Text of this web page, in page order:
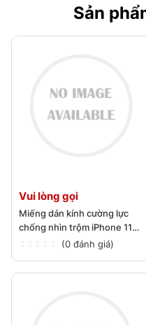
Sản
Vui lòng gọi
Miếng dán kính cường lực
chống nhìn trộm iPhone 11
(0 đánh giá)